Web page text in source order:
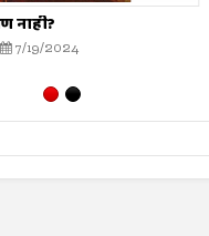
नाही?
7/19/2024